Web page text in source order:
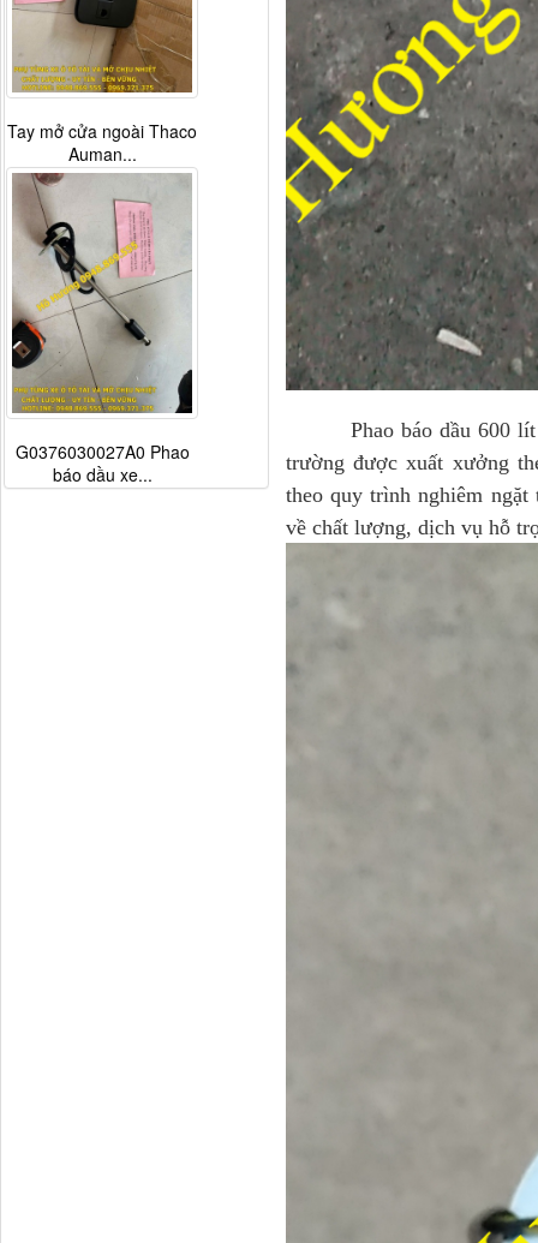
Phao báo dầu 600 lít
trường được xuất xưởng
theo quy trình nghiêm
về chất lượng, dịch vụ hỗ
Tay mở cửa ngoài Thaco
Auman...
G0376030027A0 Phao
báo dầu xe...